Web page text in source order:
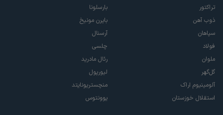
تراکتور
ذوب آهن
سپاهان
فولاد
ملوان
گل‌گهر
آلومینیوم اراک
استقلال خوزستان
بارسلونا
بایرن مونیخ
آرسنال
چلسی
رئال مادرید
لیورپول
منچستریونایتد
یوونتوس